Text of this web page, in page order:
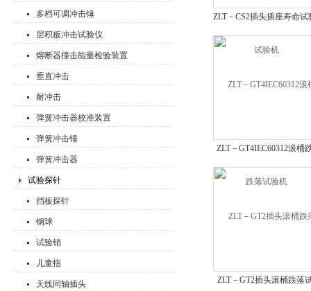
多档可调冲击锤
层积板冲击试验仪
熔断器撞击能量检验装置
垂直冲击
耐冲击
弹簧冲击器校准装置
弹簧冲击锤
弹簧冲击器
试验探针
挡板探针
钢球
试验销
儿童指
天线同轴插头
ZLT－CS2插头插座寿命试
机
ZLT－GT4IEC60312滚桶
落试验机
ZLT－GT2插头滚桶跌落